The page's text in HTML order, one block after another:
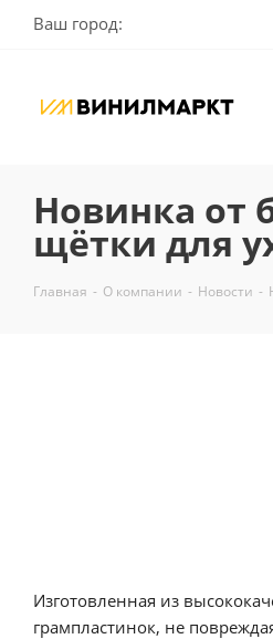
Ваш город:
Новинка от
щётки для
Главная - О компании - Новости -
Изготовленная из
грампластинок, не